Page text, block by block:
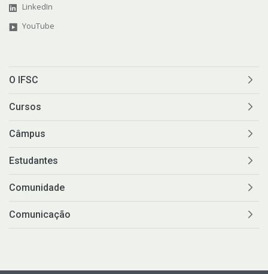
LinkedIn
YouTube
O IFSC
Cursos
Câmpus
Estudantes
Comunidade
Comunicação